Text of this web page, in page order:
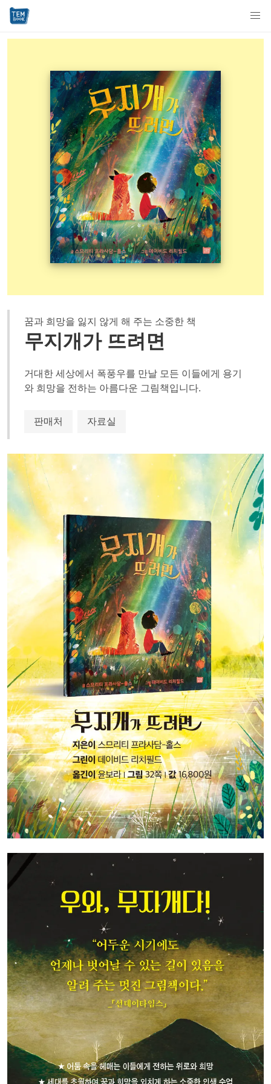
꿈과 희망을 잃지 않게 해 주는 소중한 책
무지개가 뜨려면
거대한 세상에서 폭풍우를 만날 모든 이들에게 용기
와 희망을 전하는 아름다운 그림책입니다.
판매처 자료실